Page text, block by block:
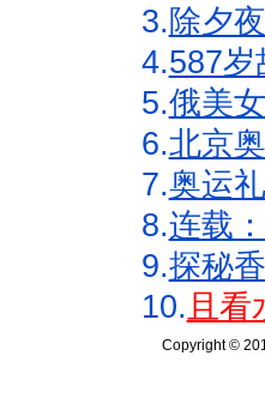
3. 除夕
4.587岁
5.俄美
6.北京
7.奥运
8.连载
9.探秘
10.且看
Copyright ©